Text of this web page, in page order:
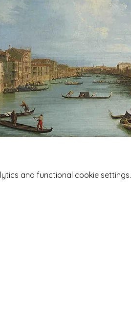
and functional cookie settings.